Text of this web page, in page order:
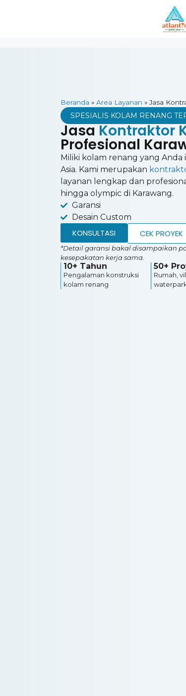
Beranda » Area Layanan »Jasa
SPESIALIS KOLAM RENANG
JasaKontraktor
Profesional
Miliki kolam renang yang Anda
Asia. Kami merupakan
layanan lengkap dan
hingga olympic di Karawang.
Garansi
Desain Custom
KONSULTASI CEK PROYEK
*Detail garansi bakal disampaikan
kesepakatan kerja sama.
10+ Tahun
Pengalaman konstruksi
kolam renang
50+
Rumah,